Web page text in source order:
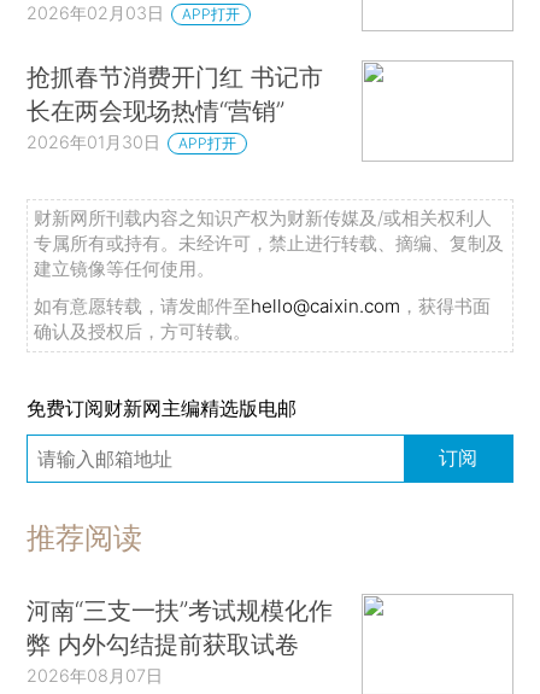
2026年02月03日 APP打开
抢抓春节消费开门红 书记市
长在两会现场热情“营销”
2026年01月30日 APP打开
财新网所刊载内容之知识产权为财新传媒及/或相关权利人
专属所有或持有。未经许可，禁止进行转载、摘编、复制及
建立镜像等任何使用。
如有意愿转载，请发邮件至hello@caixin.com ，获得书面
确认及授权后，方可转载。
免费订阅财新网主编精选版电邮
订阅
推荐阅读
河南“三支一扶”考试规模化作
弊 内外勾结提前获取试卷
2026年08月07日